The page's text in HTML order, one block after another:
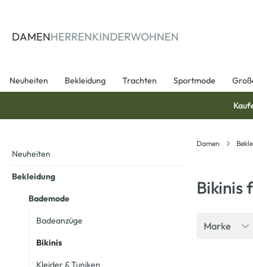
DAMENHERRENKINDERWOHNEN
Neuheiten Bekleidung Trachten Sportmode
Damen
Bikinis
Marke
Neuheiten
Bekleidung
Bademode
Badeanzüge
Bikinis
Kleider & Tuniken